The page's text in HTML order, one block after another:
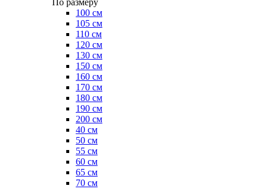
По размеру
100 см
105 см
110 см
120 см
130 см
150 см
160 см
170 см
180 см
190 см
200 см
40 см
50 см
55 см
60 см
65 см
70 см